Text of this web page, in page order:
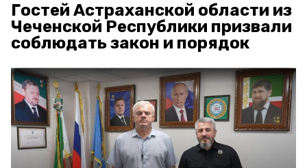
Гостей Астраханской области из
Чеченской Республики призвали
соблюдать закон и порядок